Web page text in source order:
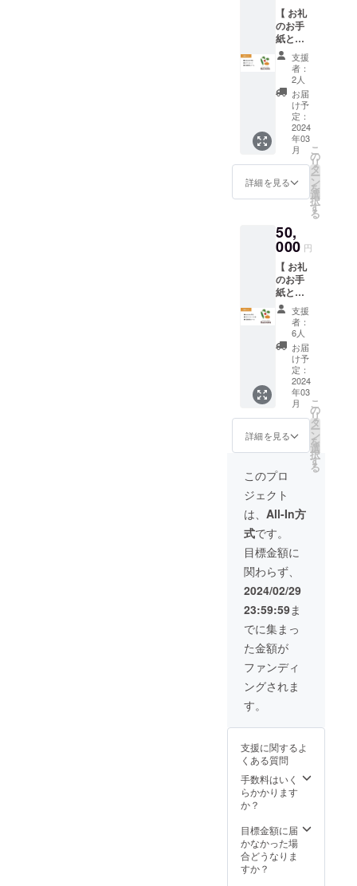
スク
リーン
特有の
スレや
カスレ
がある
可能性
がござ
いま
す。
約
400g(１
本) 保存
方法：
冷蔵 消
費期
限：お
届け後3
日以内
産地：
岡山県
笠岡市
※日にち
指定等
予めご
了承下
さい。
※ご到着
後はで
きるだ
けお早
めにお
召し上
がりく
ださ
い。
看板商
品、甘
味たっ
ぷりの
とうも
ろこし
です。
品種は
「恵味
ゴール
ド」 発
送は7月
に順次
発送と
味ゴー
ルド サ
イズ：
約
400g(１
本) 保存
方法：
冷蔵 消
費期
限：お
届け後3
日以内
産地：
岡山県
笠岡市
※日にち
指定等
ので、
了承下
さい。
※ご到着
後はで
きるだ
けお早
めにお
召し上
ださ
い。
【 お礼
のお手
紙と活
動報告
】 ●お
礼のお
手紙 ●
ポスト
カード
●活動報
告メー
Boonie
sを応援
する
よ！の
ちコー
スで
す。活
動報告
はオー
プン
１ヶ月
後まで
随時
メール
にて配
信しま
す。
支援
者：
2人
お届
け予
定：
2024
年03
月
詳細を見る
こ
の
リ
タ
ー
ン
を
選
択
す
る
50,
000 円
【 お礼
のお手
紙と活
動報告
】 ●お
礼のお
手紙 ●
ポスト
カード
3枚 ●活
動報告
メール
Boonie
sを応援
する
よ！の
お気持
ちコー
スで
す。活
動報告
はオー
プン
１ヶ月
後まで
随時
メール
にて配
信しま
す。
支援
者：
6人
お届
け予
定：
2024
年03
月
詳細を見る
こ
の
リ
タ
ー
ン
を
選
択
す
る
このプロ
ジェクト
は、 All-In方
式です。
目標金額に
関わらず、
2024/02/29
23:59:59ま
でに集まっ
た金額が
ファンディ
ングされま
す。
支援に関するよ
くある質問
手数料はいく
らかかります
か？
目標金額に届
かなかった場
合どうなりま
すか？